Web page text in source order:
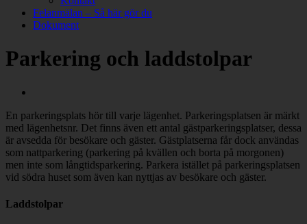
Felanmälan – Så här gör du
Dokument
Parkering och laddstolpar
En parkeringsplats hör till varje lägenhet. Parkeringsplatsen är märkt
med lägenhetsnr. Det finns även ett antal gästparkeringsplatser, dessa
är avsedda för besökare och gäster. Gästplatserna får dock användas
som nattparkering (parkering på kvällen och borta på morgonen)
men inte som långtidsparkering. Parkera istället på parkeringsplatsen
vid södra huset som även kan nyttjas av besökare och gäster.
Laddstolpar